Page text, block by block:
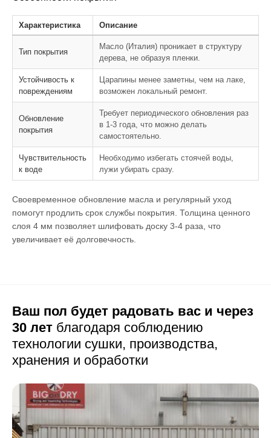
Характеристика Описание
Тип покрытия
Масло (Италия) проникает в структуру
дерева, не образуя пленки.
Устойчивость к
повреждениям
Царапины менее заметны, чем на лаке,
возможен локальный ремонт.
Обновление
покрытия
Требует периодического обновления раз
в 1-3 года, что можно делать
самостоятельно.
Чувствительность
к воде
Необходимо избегать стоячей воды,
лужи убирать сразу.
Своевременное обновление масла и регулярный уход
помогут продлить срок службы покрытия. Толщина ценного
слоя 4 мм позволяет шлифовать доску 3-4 раза, что
увеличивает её долговечность.
Ваш пол будет радовать вас и через
30 лет благодаря соблюдению
технологии сушки, производства,
хранения и обработки